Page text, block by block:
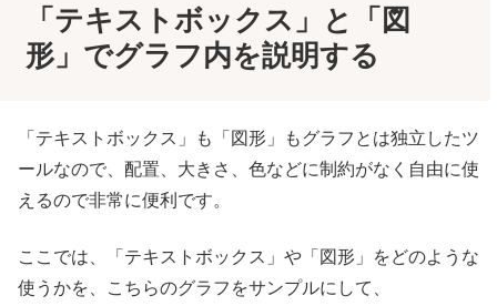
「テキストボックス」と「図
形」でグラフ内を説明する
「テキストボックス」も「図形」もグラフとは独立したツ
ールなので、配置、大きさ、色などに制約がなく自由に使
えるので非常に便利です。
ここでは、「テキストボックス」や「図形」をどのような
使うかを、こちらのグラフをサンプルにして、